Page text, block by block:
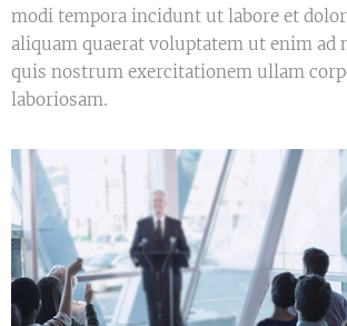
modi tempora incidunt ut labore et
aliquam quaerat voluptatem ut enim ad
quis nostrum exercitationem ullam
laboriosam.